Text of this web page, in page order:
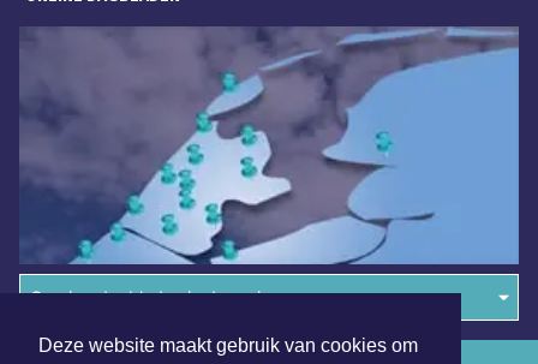
Deze website maakt gebruik van cookies om
Overige dagbladen in de regio